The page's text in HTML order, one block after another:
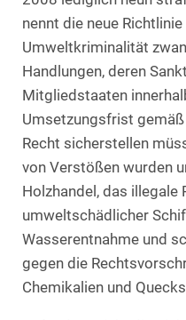
nennt die neue
Umweltkriminalität
Handlungen, deren
Mitgliedstaaten
Umsetzungsfrist
Recht sicherstellen
von Verstößen wurden
Holzhandel, das illegale
umweltschädlicher
Wasserentnahme und
gegen die
Chemikalien und